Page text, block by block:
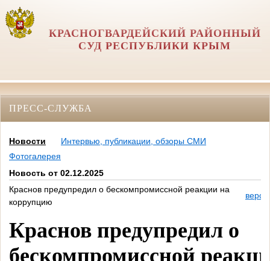
КРАСНОГВАРДЕЙСКИЙ РАЙОННЫЙ
СУД РЕСПУБЛИКИ КРЫМ
ПРЕСС-СЛУЖБА
Новости
Интервью, публикации, обзоры СМИ
Фотогалерея
Новость от 02.12.2025
Краснов предупредил о бескомпромиссной реакции на
коррупцию
Краснов предупредил о
бескомпромиссной